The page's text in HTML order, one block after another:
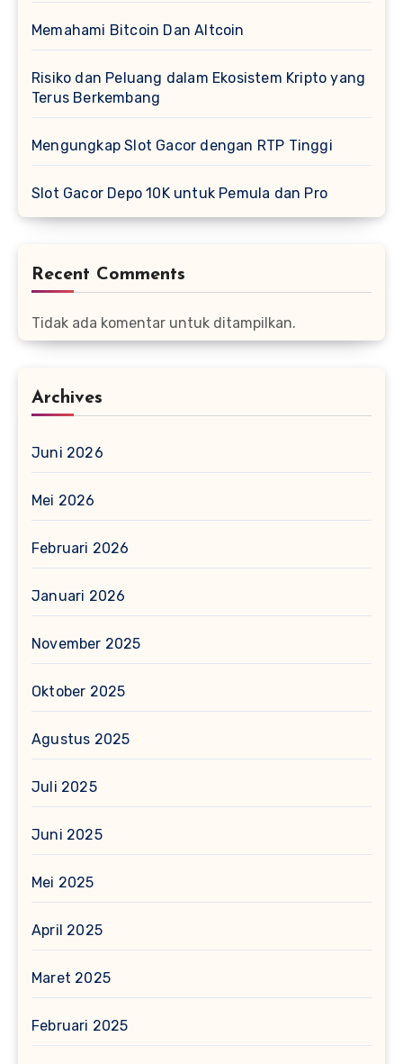
Memahami Bitcoin Dan Altcoin
Risiko dan Peluang dalam Ekosistem Kripto yang
Terus Berkembang
Mengungkap Slot Gacor dengan RTP Tinggi
Slot Gacor Depo 10K untuk Pemula dan Pro
Recent Comments
Tidak ada komentar untuk ditampilkan.
Archives
Juni 2026
Mei 2026
Februari 2026
Januari 2026
November 2025
Oktober 2025
Agustus 2025
Juli 2025
Juni 2025
Mei 2025
April 2025
Maret 2025
Februari 2025